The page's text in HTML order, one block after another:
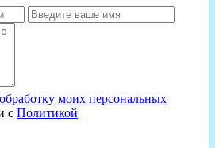
моих персональных
с Политикой